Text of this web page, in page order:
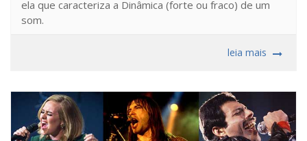
ela que caracteriza a Dinâmica (forte ou fraco) de um
som.
leia mais